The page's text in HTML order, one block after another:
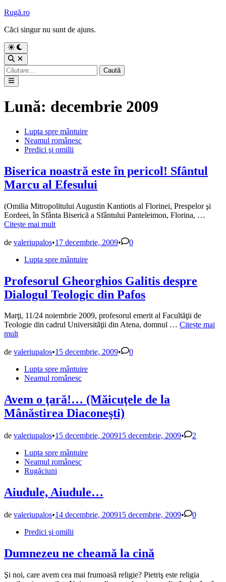
Sari
conținut
Rugă.ro
Căci singur nu sunt de ajuns.
Comută
la
modul
întunecat
Deschide
căutarea
Caută
după:
Meniu
principal
Lună: decembrie 2009
PublicatLupta spre mântuire
Neamul românesc
Predici şi omilii
Biserica noastră este în pericol! Sfântul
Marcu al Efesului
(Omilia Mitropolitului Augustin Kantiotis al Florinei, Prespelor şi
Eordeei, în Sfânta Biserică a Sfântului Panteleimon, Florina, …
Citește mai mult
de valeriupalos•17 decembrie, 2009•
0
PublicatLupta spre mântuire
Profesorul Gheorghios Galitis despre
Dialogul Teologic din Pafos
Marţi, 11/24 noiembrie 2009, profesorul emerit al Facultăţii de
Teologie din cadrul Universităţii din Atena, domnul … Profesorul
Citește mai
mult
de valeriupalos•15 decembrie, 2009•
0
PublicatLupta spre mântuire
Neamul românesc
Avem o ţară!… (Măicuţele de la
Mânăstirea Diaconeşti)
de valeriupalos•15 decembrie, 200915 decembrie, 2009•
2
PublicatLupta spre mântuire
Neamul românesc
Rugăciuni
Aiudule, Aiudule…
de valeriupalos•14 decembrie, 200915 decembrie, 2009•
0
PublicatPredici şi omilii
Dumnezeu ne cheamă la cină
Şi noi, care avem cea mai frumoasă religie? Pietriş este religia